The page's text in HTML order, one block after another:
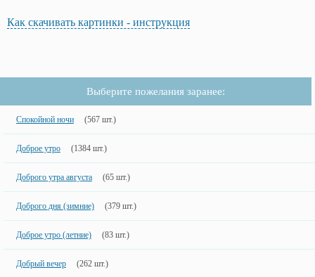
Как скачивать картинки - инструкция
Выберите пожелания заранее:
Спокойной ночи (567 шт.)
Доброе утро (1384 шт.)
Доброго утра августа (65 шт.)
Доброго дня (зимние) (379 шт.)
Доброе утро (летние) (83 шт.)
Добрый вечер (262 шт.)